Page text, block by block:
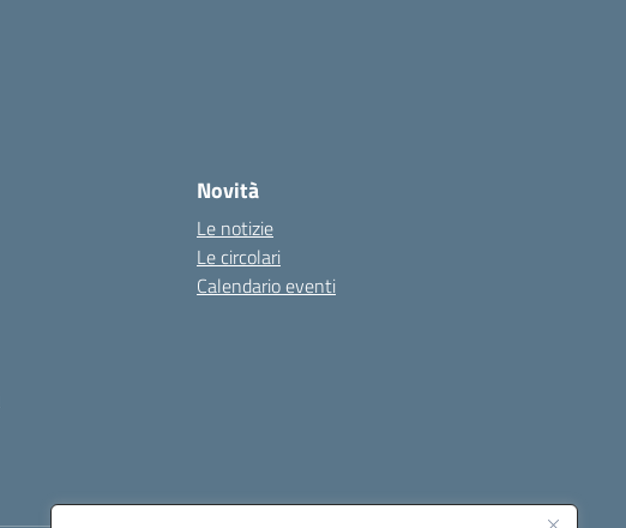
Novità
Le notizie
Le circolari
Calendario eventi